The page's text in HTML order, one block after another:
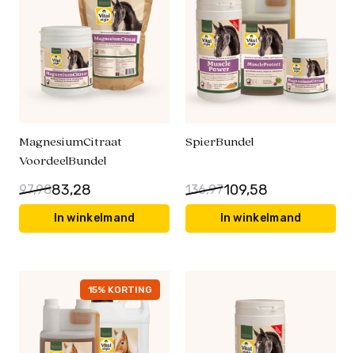
MagnesiumCitraat
VoordeelBundel
97,9883,28
In winkelmand
SpierBundel
136,97109,58
In winkelmand
15% KORTING